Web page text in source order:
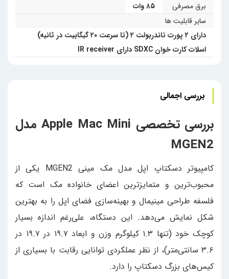
برق مصرفی
۸۵ وات
سایر قابلیت ها
دارای ۲ پورت تاندربولت ۲ (تا سرعت ۲۰ گیگابیت در ثانیه)
اسلات کارت خوان SDXC دارای IR receiver
بررسی اجمالی
بررسی تخصصی Apple Mac Mini مدل
MGEN2
کامپیوتر دسکتاپ اپل مدل مک مینی MGEN2 یکی از
محبوب‌ترین و متمایزترین اعضای خانواده مک است که
فلسفه طراحی مینیمال و بهینه‌سازی فضای اپل را به بهترین
شکل نمایش می‌دهد. این دستگاه، علی‌رغم اندازه بسیار
کوچک خود (تنها ۱.۳ کیلوگرم وزن و ابعاد ۱۹.۷ در ۱۹.۷ در
۳.۶ سانتی‌متر)، از نظر عملکردی توانایی رقابت با بسیاری از
کیس‌های بزرگ دسکتاپ را دارد.